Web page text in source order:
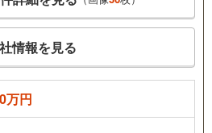
情報を見る
万円